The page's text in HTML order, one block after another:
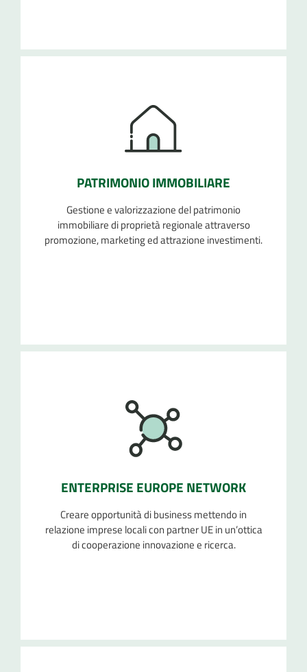
PATRIMONIO IMMOBILIARE
Gestione e valorizzazione del patrimonio
immobiliare di proprietà regionale attraverso
promozione, marketing ed attrazione investimenti.
ENTERPRISE EUROPE NETWORK
Creare opportunità di business mettendo in
relazione imprese locali con partner UE in un’ottica
di cooperazione innovazione e ricerca.